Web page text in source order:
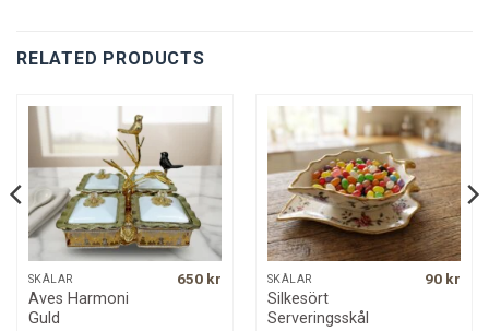
RELATED PRODUCTS
SKÅLAR
Aves Harmoni
Guld
650 kr SKÅLAR
Silkesört
Serveringsskål
90 kr